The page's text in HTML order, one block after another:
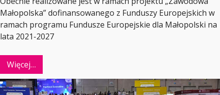
Małopolska” dofinansowanego z Funduszy Europejskich w
ramach programu Fundusze Europejskie dla Małopolski na
lata 2021-2027
Więcej…